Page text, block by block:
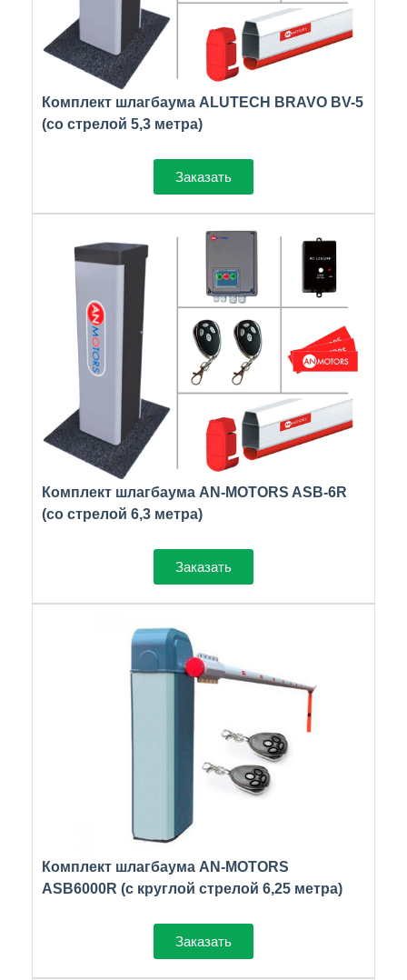
Комплект шлагбаума ALUTECH BRAVO BV-5
(со стрелой 5,3 метра)
Заказать
Комплект шлагбаума AN-MOTORS ASB-6R
(со стрелой 6,3 метра)
Заказать
Комплект шлагбаума AN-MOTORS
ASB6000R (с круглой стрелой 6,25 метра)
Заказать